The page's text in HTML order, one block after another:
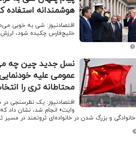
هوشمندانه استفاده
اقتصادنیوز: شی به خوبی
خلیج‌فارس چکیده شود، لرزش
نسل جدید چین چه
عمومی علیه
محتاطانه تری را
خانوادگی و بزرگ شدن در خانواده‌ای ثروتمند در